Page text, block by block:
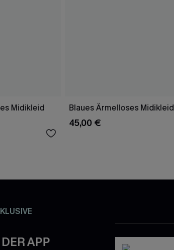
Midikleid
Blaues Ärmelloses Midikleid
45,00 €
APP